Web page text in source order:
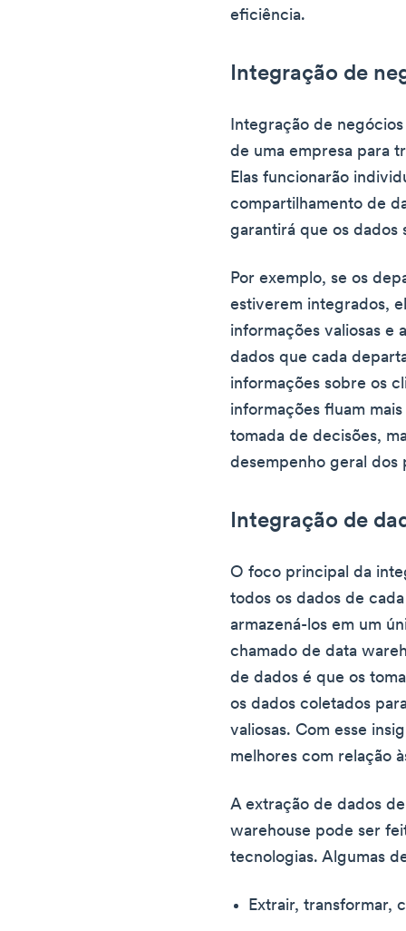
eficiência.
Integração de
Integração de
de uma empresa para
Elas funcionarão
compartilhamento de
garantirá que os dados
Por exemplo, se os
estiverem integrados,
informações valiosas e
dados que cada
informações sobre os
informações fluam
tomada de decisões,
desempenho geral dos
Integração de
O foco principal da
todos os dados de
armazená-los em um
chamado de data
de dados é que os
os dados coletados
valiosas. Com esse
melhores com relação
A extração de dados
warehouse pode ser
tecnologias. Algumas
Extrair, transformar,